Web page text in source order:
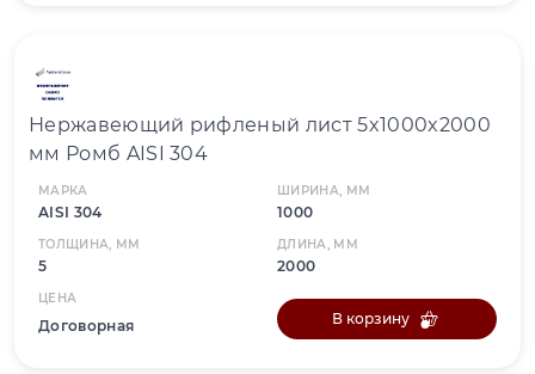
Нержавеющий рифленый лист 5x1000x2000
мм Ромб AISI 304
МАРКА
AISI 304
ШИРИНА, ММ
1000
ТОЛЩИНА, ММ
5
ДЛИНА, ММ
2000
ЦЕНА
Договорная В корзину